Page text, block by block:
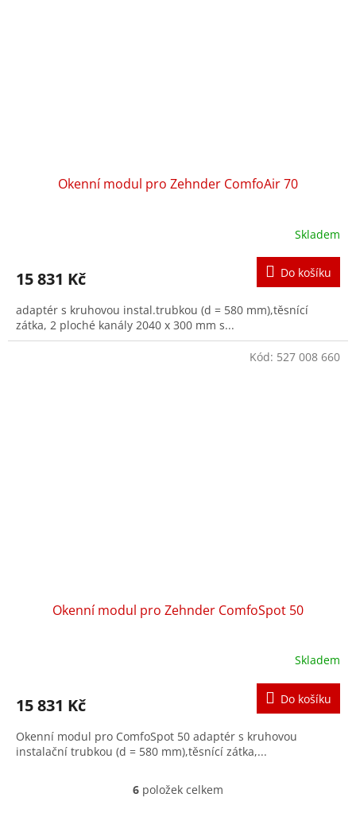
Okenní modul pro Zehnder ComfoAir 70
Skladem
15 831 Kč Do košíku
adaptér s kruhovou instal.trubkou (d = 580 mm),těsnící
zátka, 2 ploché kanály 2040 x 300 mm s...
Okenní modul pro Zehnder ComfoSpot 50
Skladem
15 831 Kč Do košíku
Okenní modul pro ComfoSpot 50 adaptér s kruhovou
instalační trubkou (d = 580 mm),těsnící zátka,...
Kód: 527 008 660
O
6 položek celkem